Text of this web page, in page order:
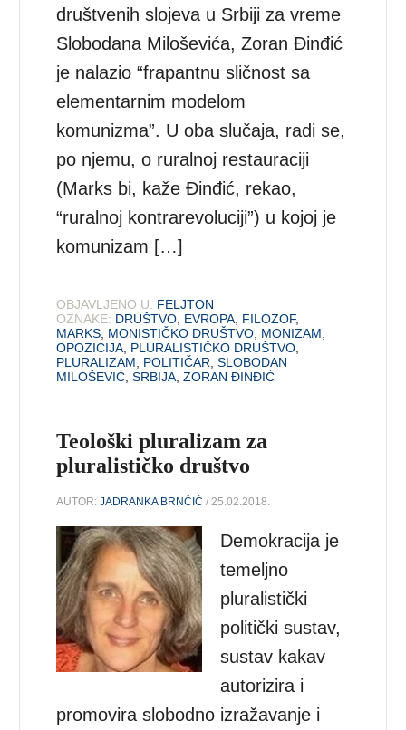
društvenih slojeva u Srbiji za vreme
Slobodana Miloševića, Zoran Đinđić
je nalazio “frapantnu sličnost sa
elementarnim modelom
komunizma”. U oba slučaja, radi se,
po njemu, o ruralnoj restauraciji
(Marks bi, kaže Đinđić, rekao,
“ruralnoj kontrarevoluciji”) u kojoj je
komunizam […]
OBJAVLJENO U: FELJTON
OZNAKE: DRUŠTVO EVROPA FILOZOF,
MARKS MONISTIČKO DRUŠTVO MONIZAM
OPOZICIJA PLURALISTIČKO DRUŠTVO
PLURALIZAM
POLITIČAR ,SLOBODAN
MILOŠEVIĆ ,SRBIJA ,ZORAN ĐINĐIĆ
Teološki pluralizam za
pluralističko društvo
AUTOR:JADRANKA BRNČIĆ / 25.02.2018.
Demokracija je
temeljno
pluralistički
politički sustav,
sustav kakav
autorizira i
promovira slobodno izražavanje i